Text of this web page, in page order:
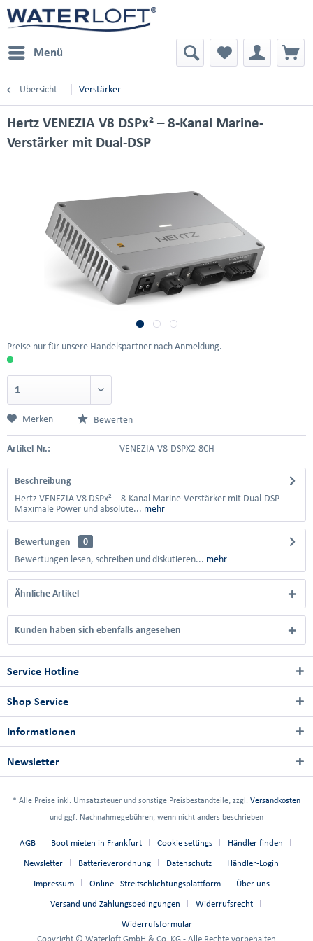
Menü
Übersicht Verstärker
Hertz VENEZIA V8 DSPx² – 8-Kanal Marine-
Verstärker mit Dual-DSP
Preise nur für unsere Handelspartner nach Anmeldung.
Merken Bewerten
Artikel-Nr.: VENEZIA-V8-DSPX2-8CH
Beschreibung
Hertz VENEZIA V8 DSPx² – 8-Kanal Marine-Verstärker mit Dual-DSP
Maximale Power und absolute... mehr
Bewertungen
0
Bewertungen lesen, schreiben und diskutieren... mehr
Ähnliche Artikel
Kunden haben sich ebenfalls angesehen
Service Hotline
Shop Service
Informationen
Newsletter
* Alle Preise inkl. Umsatzsteuer und sonstige Preisbestandteile; zzgl. Versandkosten
und ggf. Nachnahmegebühren, wenn nicht anders beschrieben
AGB Boot mieten in Frankfurt Cookie settings Händler finden
Newsletter Batterieverordnung Datenschutz Händler-Login
Impressum Online –Streitschlichtungsplattform Über uns
Versand und Zahlungsbedingungen Widerrufsrecht
Widerrufsformular
Copyright © Waterloft GmbH & Co. KG - Alle Rechte vorbehalten